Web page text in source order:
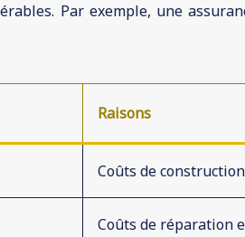
Par exemple, une
Raisons
Coûts de
Coûts de réparation